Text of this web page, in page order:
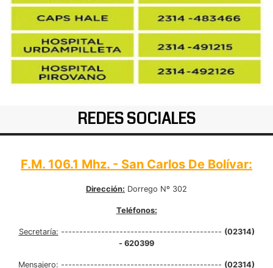
REDES SOCIALES
F.M. 106.1 Mhz. - San Carlos De Bolívar:
Dirección: Dorrego Nº 302
Teléfonos:
Secretaría: -------------------------------------------- (02314)
- 620399
Mensajero: -------------------------------------------- (02314)